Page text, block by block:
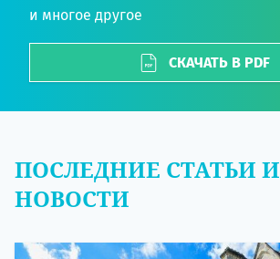
и многое другое
СКАЧАТЬ В PDF
ПОСЛЕДНИЕ СТАТЬИ И
НОВОСТИ